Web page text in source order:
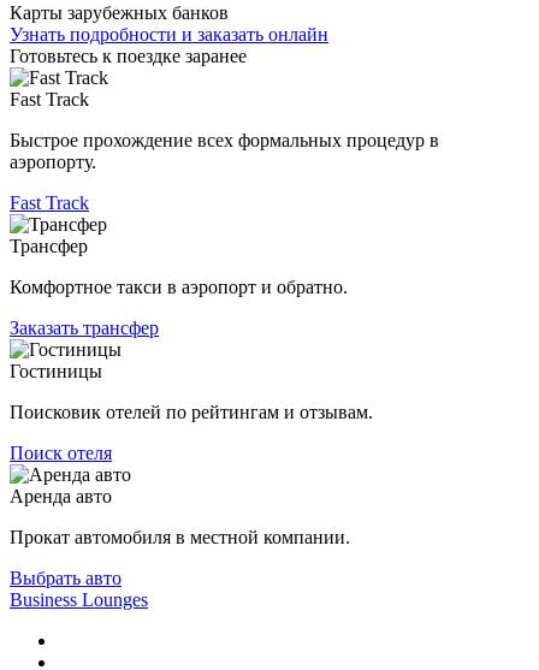
Карты зарубежных банков
Узнать подробности и заказать онлайн
Готовьтесь к поездке заранее
Fast Track
Быстрое прохождение всех формальных процедур в
аэропорту.
Fast Track
Трансфер
Комфортное такси в аэропорт и обратно.
Заказать трансфер
Гостиницы
Поисковик отелей по рейтингам и отзывам.
Поиск отеля
Аренда авто
Прокат автомобиля в местной компании.
Выбрать авто
Business Lounges